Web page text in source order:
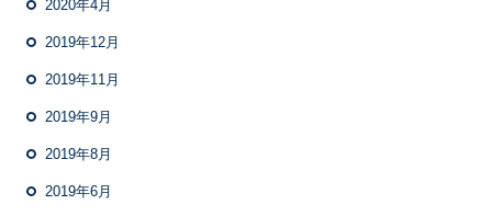
2020年4月
2019年12月
2019年11月
2019年9月
2019年8月
2019年6月